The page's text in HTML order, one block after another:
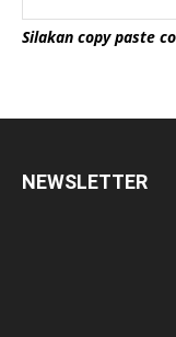
Silakan copy paste
NEWSLETTER